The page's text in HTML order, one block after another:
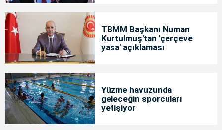
TBMM Başkanı Numan
Kurtulmuş'tan 'çerçeve
yasa' açıklaması
Yüzme havuzunda
geleceğin sporcuları
yetişiyor